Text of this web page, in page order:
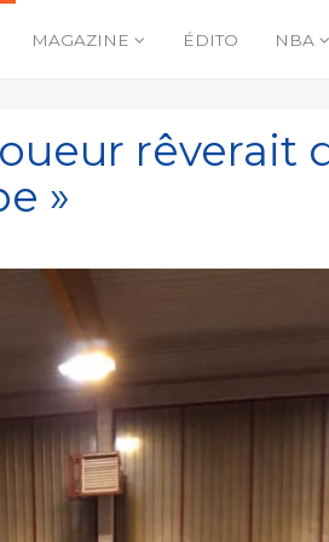
MAGAZINE ÉDITO NBA
rêverait
»